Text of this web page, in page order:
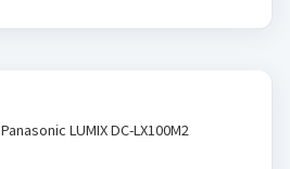
Panasonic LUMIX DC-LX100M2